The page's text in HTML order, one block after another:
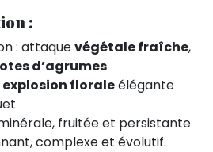
:
: attaquevégétale fraîche,
d’agrumes
explosion floraleélégante
fruitée et persistante
complexe et évolutif.